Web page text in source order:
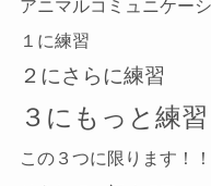
アニマルコミュニケー
１に練習
２にさらに練習
３にもっと練習
この３つに限ります！！